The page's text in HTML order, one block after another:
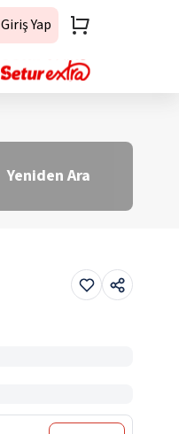
Giriş Yap
Yeniden Ara